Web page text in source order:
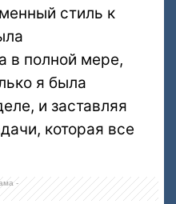
стиль к
в полной мере,
я была
и заставляя
которая все
-